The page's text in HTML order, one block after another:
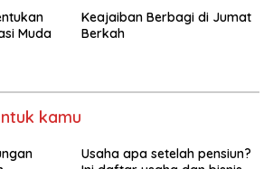
Muda
Keajaiban Berbagi di Jumat
Berkah
kamu
Usaha apa setelah pensiun?